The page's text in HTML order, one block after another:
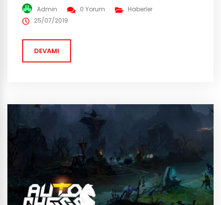
betaya başladı. Geçtiğimiz aylarda yayınladığımız bir
haberimizde Drodo’nun, oyunun PC versiyonu için
bahsetmiştik. Peki kapalı betaya kimler erişebildi ?...
Admin 0 Yorum
Haberler
25/07/2019
DEVAMI